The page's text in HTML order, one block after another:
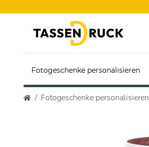
Fotogeschenke personalisieren
Fotogeschenke personalisieren